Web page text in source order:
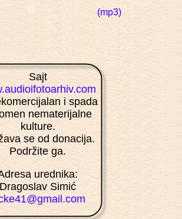
(mp3)
Sajt
i spada
nematerijalne
kulture.
se od donacija.
Podržite ga.
urednika:
Dragoslav Simić